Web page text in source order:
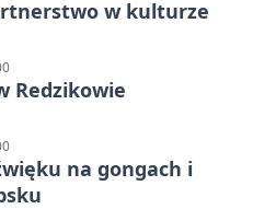
w kulturze
Redzikowie
na gongach i